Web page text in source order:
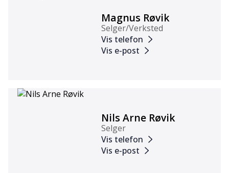
Magnus Røvik
Selger/Verksted
Vis telefon
Vis e-post
Nils Arne Røvik
Selger
Vis telefon
Vis e-post